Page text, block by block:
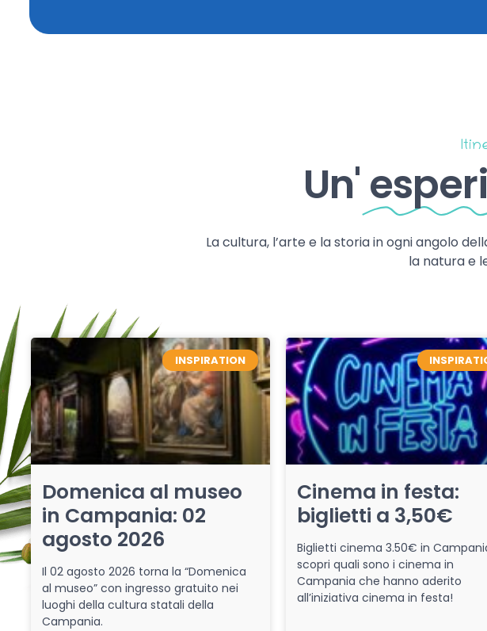
Un'
La cultura, l’arte e la storia in ogni angolo
la natura e
INSPIRATION
Domenica al museo
in Campania: 02
agosto 2026
Il 02 agosto 2026 torna la “Domenica
al museo” con ingresso gratuito nei
luoghi della cultura statali della
Campania.
Cinema in festa:
biglietti a 3,50€
Biglietti cinema 3.50€ in
scopri quali sono i cinema in
Campania che hanno aderito
all’iniziativa cinema in festa!